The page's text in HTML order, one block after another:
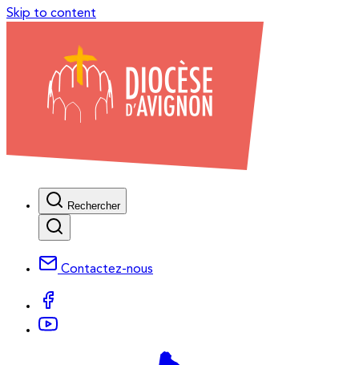
Skip to content
Rechercher
Contactez-nous